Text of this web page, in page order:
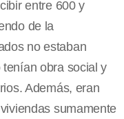
entre 600 y
de la
no estaban
obra social y
Además, eran
sumamente